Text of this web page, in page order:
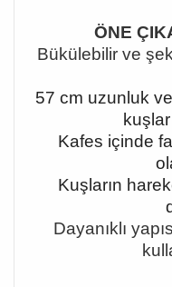
ÖNE
Bükülebilir ve
57 cm uzunluk
Kafes içinde
Kuşların
Dayanıklı